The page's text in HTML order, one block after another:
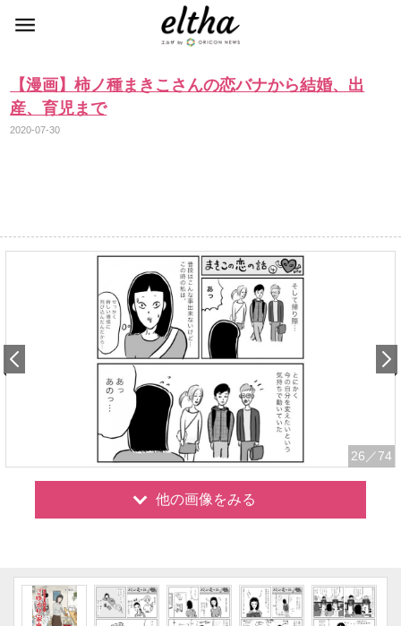
【漫画】柿ノ種まきこさんの恋バナから結婚、出
産、育児まで
2020-07-30
26 ／74
他の画像をみる